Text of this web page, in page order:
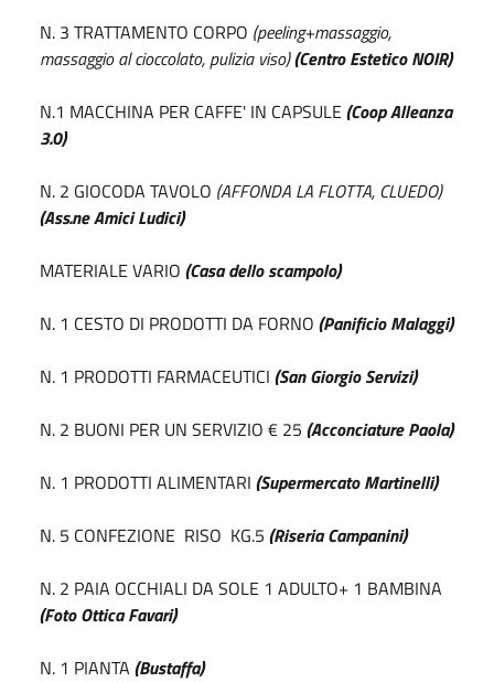
N. 3 TRATTAMENTO CORPO (peeling+massaggio,
massaggio al cioccolato, pulizia viso)(Centro Estetico NOIR)
N.1 MACCHINA PER CAFFE' IN CAPSULE (Coop Alleanza
3.0)
N. 2 GIOCODA TAVOLO (AFFONDA LA FLOTTA, CLUEDO)
(Ass.ne Amici Ludici)
MATERIALE VARIO (Casa dello scampolo)
N. 1 CESTO DI PRODOTTI DA FORNO (Panificio Malaggi)
N. 1 PRODOTTI FARMACEUTICI (San Giorgio Servizi)
N. 2 BUONI PER UN SERVIZIO € 25 (Acconciature Paola)
N. 1 PRODOTTI ALIMENTARI (Supermercato Martinelli)
N. 5 CONFEZIONE RISO KG.5 (Riseria Campanini)
N. 2 PAIA OCCHIALI DA SOLE 1 ADULTO+ 1 BAMBINA
(Foto Ottica Favari)
N. 1 PIANTA (Bustaffa)